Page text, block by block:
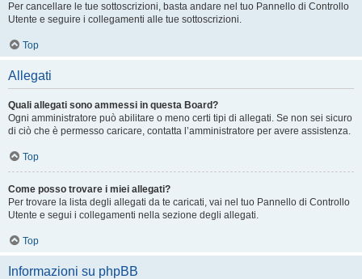
Per cancellare le tue sottoscrizioni, basta andare nel tuo Pannello di Controllo
Utente e seguire i collegamenti alle tue sottoscrizioni.
Top
Allegati
Quali allegati sono ammessi in questa Board?
Ogni amministratore può abilitare o meno certi tipi di allegati. Se non sei sicuro
di ciò che è permesso caricare, contatta l’amministratore per avere assistenza.
Top
Come posso trovare i miei allegati?
Per trovare la lista degli allegati da te caricati, vai nel tuo Pannello di Controllo
Utente e segui i collegamenti nella sezione degli allegati.
Top
Informazioni su phpBB